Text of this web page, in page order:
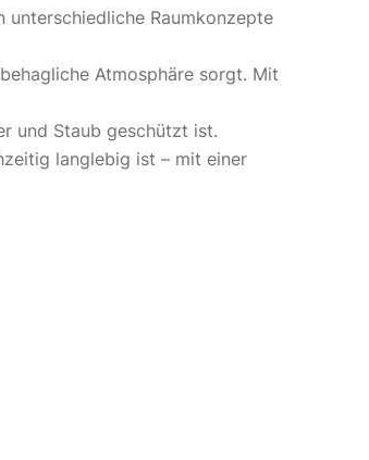
Raumkonzepte
Atmosphäre sorgt. Mit
und Staub geschützt ist.
langlebig ist – mit einer